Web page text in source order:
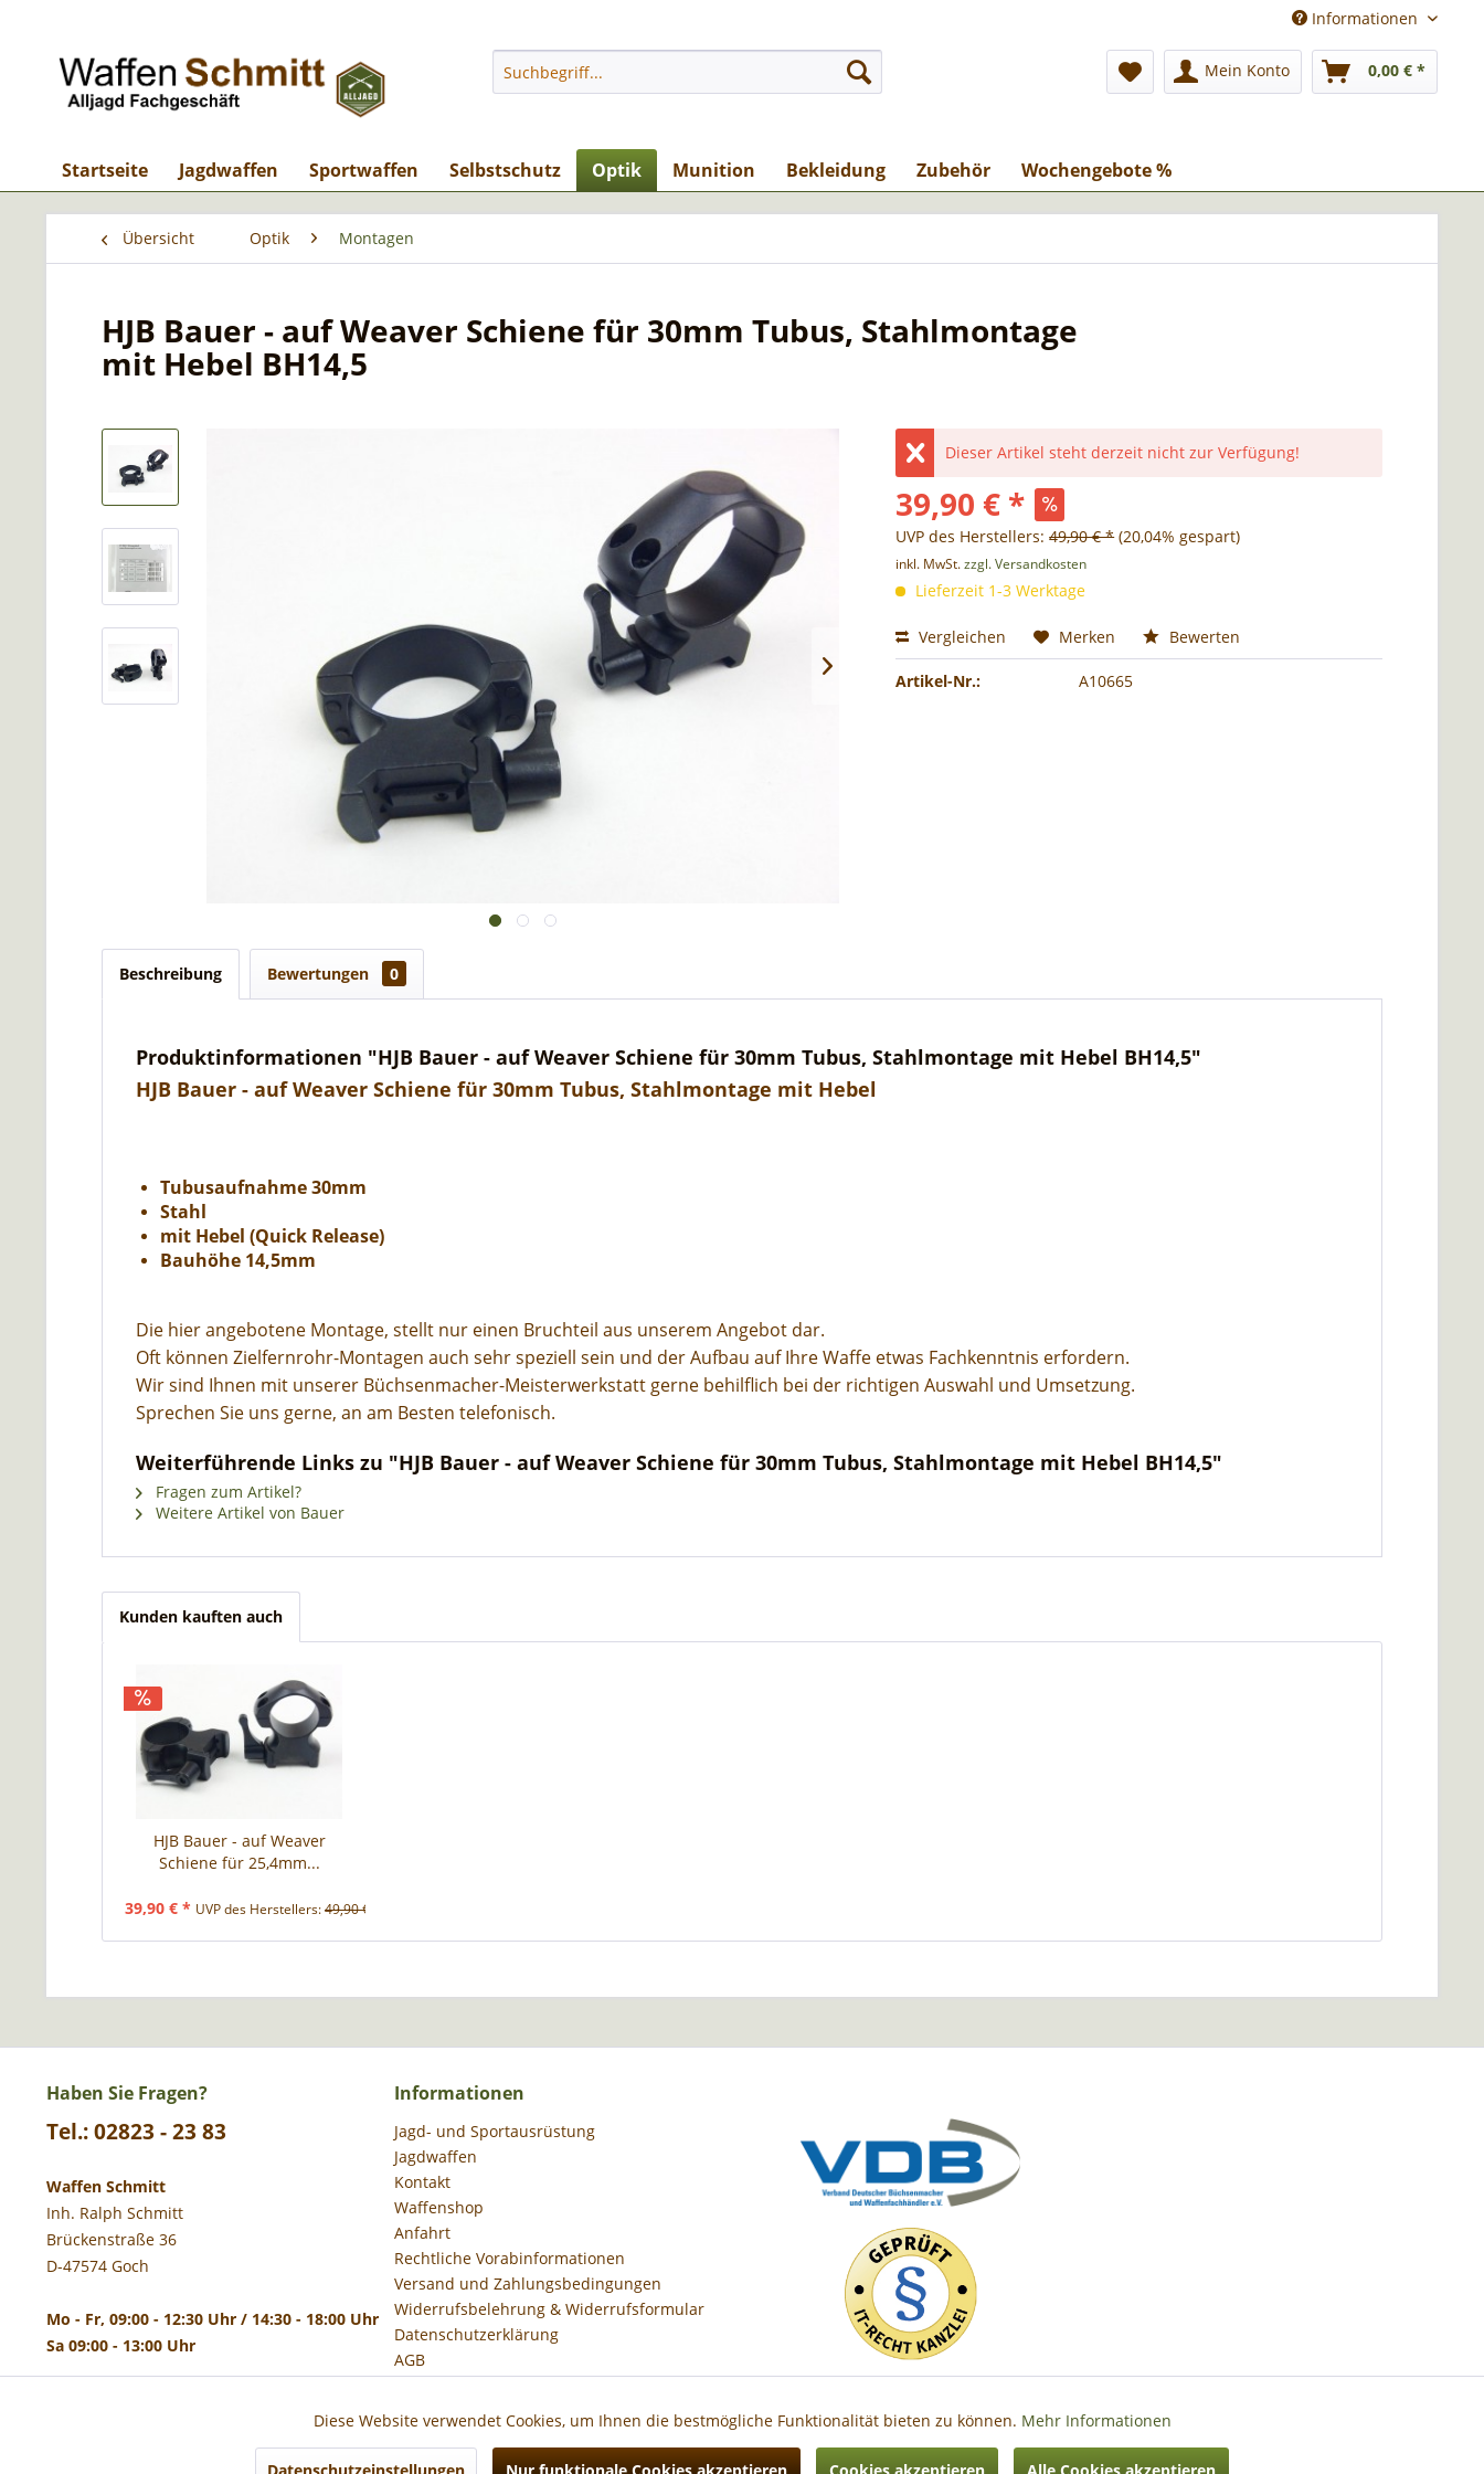
Informationen
Mein Konto 0,00 € *
Startseite Jagdwaffen Sportwaffen Selbstschutz Optik Munition Bekleidung Zubehör Wochengebote %
Übersicht Optik Montagen
HJB Bauer - auf Weaver Schiene für 30mm Tubus, Stahlmontage
mit Hebel BH14,5
Dieser Artikel steht derzeit nicht zur Verfügung!
39,90 € *
UVP des Herstellers:49,90 € * (20,04% gespart)
inkl. MwSt.zzgl. Versandkosten
Lieferzeit 1-3 Werktage
Vergleichen Merken Bewerten
Artikel-Nr.: A10665
Beschreibung Bewertungen 0
Produktinformationen "HJB Bauer - auf Weaver Schiene für 30mm Tubus, Stahlmontage mit Hebel BH14,5"
HJB Bauer - auf Weaver Schiene für 30mm Tubus, Stahlmontage mit Hebel
Tubusaufnahme 30mm
Stahl
mit Hebel (Quick Release)
Bauhöhe 14,5mm
Die hier angebotene Montage, stellt nur einen Bruchteil aus unserem Angebot dar.
Oft können Zielfernrohr-Montagen auch sehr speziell sein und der Aufbau auf Ihre Waffe etwas Fachkenntnis erfordern.
Wir sind Ihnen mit unserer Büchsenmacher-Meisterwerkstatt gerne behilflich bei der richtigen Auswahl und Umsetzung.
Sprechen Sie uns gerne, an am Besten telefonisch.
Weiterführende Links zu "HJB Bauer - auf Weaver Schiene für 30mm Tubus, Stahlmontage mit Hebel BH14,5"
Fragen zum Artikel?
Weitere Artikel von Bauer
Kunden kauften auch
HJB Bauer - auf Weaver
Schiene für 25,4mm...
39,90 € * UVP des Herstellers:49,90 € *
Haben Sie Fragen?
Tel.: 02823 - 23 83
Waffen Schmitt
Inh. Ralph Schmitt
Brückenstraße 36
D-47574 Goch
Mo - Fr, 09:00 - 12:30 Uhr / 14:30 - 18:00 Uhr
Sa 09:00 - 13:00 Uhr
Informationen
Jagd- und Sportausrüstung
Jagdwaffen
Kontakt
Waffenshop
Anfahrt
Rechtliche Vorabinformationen
Versand und Zahlungsbedingungen
Widerrufsbelehrung & Widerrufsformular
Datenschutzerklärung
AGB
Diese Website verwendet Cookies, um Ihnen die bestmögliche Funktionalität bieten zu können. Mehr Informationen